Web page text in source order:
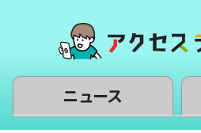
ニュース